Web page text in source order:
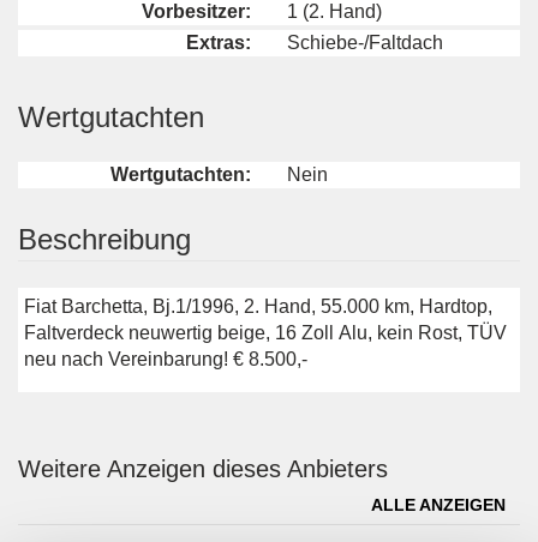
Vorbesitzer:
1 (2. Hand)
Extras:
Schiebe-/Faltdach
Wertgutachten
Wertgutachten: Nein
Beschreibung
Fiat Barchetta, Bj.1/1996, 2. Hand, 55.000 km, Hardtop,
Faltverdeck neuwertig beige, 16 Zoll Alu, kein Rost, TÜV
neu nach Vereinbarung! € 8.500,-
Weitere Anzeigen dieses Anbieters
ALLE ANZEIGEN